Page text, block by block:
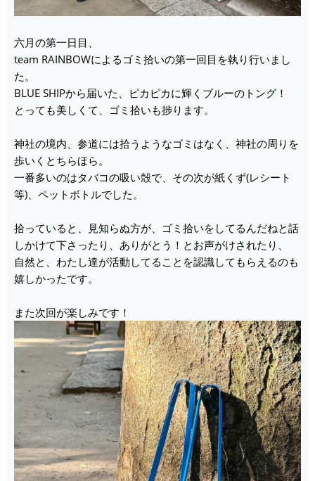
六月の第一日目、
team RAINBOWによるゴミ拾いの第一回目を執り行いまし
た。
BLUE SHIPから届いた、ピカピカに輝くブルーのトング！
とっても美しくて、ゴミ拾いも捗ります。
神社の境内、参道には拾うようなゴミはなく、神社の周りを
歩いくとちらほら。
一番多いのはタバコの吸い殻で、その次が紙くず(レシート
等)、ペットボトルでした。
拾っていると、見知らぬ方が、ゴミ拾いをしてるんだねと話
しかけて下さったり、ありがとう！とお声がけされたり、
自然と、わたし達が活動してることを認識してもらえるのも
嬉しかったです。
また次回が楽しみです！